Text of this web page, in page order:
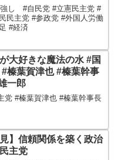
し #自民党 #立憲民主党 #
民主党 #参政党 #外国人労働
#経済
大好きな魔法の水 #国
#榛葉賀津也 #榛葉幹事
一郎
党 #榛葉賀津也 #榛葉幹事長
見】信頼関係を築く政治
主党